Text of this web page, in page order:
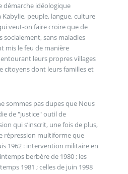
démarche idéologique
Kabylie, peuple, langue, culture
veut-on faire croire que de
socialement, sans maladies
mis le feu de manière
leurs propres villages
leurs familles et
sommes pas dupes que Nous
de "justice" outil de
qui s’inscrit, une fois de plus,
répression multiforme que
1962 : intervention militaire en
berbère de 1980 ; les
1981 ; celles de juin 1998